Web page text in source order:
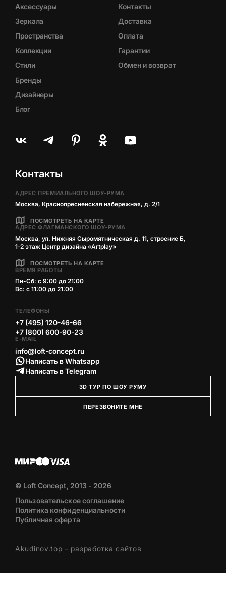
Аксессуары
Зеркала
Пространства
Коллекции
Стили
Бренды
Дизайнеры
Блог
Контакты
Доставка
Оплата
Гарантии
Обмен и возврат
Контакты
АДРЕС ПРЕМИАЛЬНОГО ШОУ-РУМА
Москва, Краснопресненская набережная, д. 2/1
ПОСМОТРЕТЬ НА КАРТЕ
АДРЕС ФЛАГМАНСКОГО ШОУ-РУМА
Москва, ул. Нижняя Сыромятническая д. 11, строение Б,
1‑2 этаж Центр дизайна «Artplay»
ПОСМОТРЕТЬ НА КАРТЕ
ВРЕМЯ РАБОТЫ
Пн-Сб: с 9:00 до 21:00
Вс: с 11:00 до 21:00
ТЕЛЕФОНЫ
+7 (495) 120-46-66
+7 (800) 600-90-23
E-MAIL
info@loft-concept.ru
Написать в Whatsapp
Написать в Telegram
3D ТУР ПО ШОУ РУМУ
ПЕРЕЗВОНИТЕ МНЕ
© Loft Concept, 2013 - 2026
Пользовательское соглашение
Политика конфиденциальности
Публичная оферта
Akudinov.top – разработка сайтов